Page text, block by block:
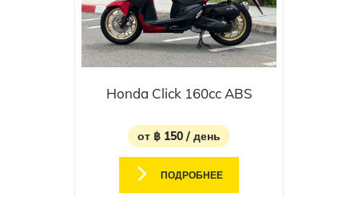
Honda Click 160cc ABS
от ฿ 150 / день
ПОДРОБНЕЕ